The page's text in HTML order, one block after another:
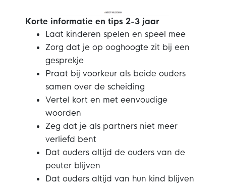
Korte informatie en tips 2-3 jaar
Laat kinderen spelen en speel mee
Zorg dat je op ooghoogte zit bij een
gesprekje
Praat bij voorkeur als beide ouders
samen over de scheiding
Vertel kort en met eenvoudige
woorden
Zeg dat je als partners niet meer
verliefd bent
Dat ouders altijd de ouders van de
peuter blijven
Dat ouders altijd van hun kind blijven